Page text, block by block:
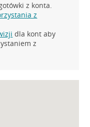
z konta.
z
dla kont aby
z